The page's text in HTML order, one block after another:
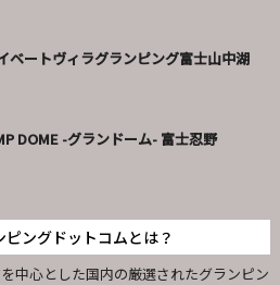
ベートヴィラグランピング富士山中湖
DOME -グランドーム- 富士忍野
ピングドットコムとは？
中心とした国内の厳選されたグランピン